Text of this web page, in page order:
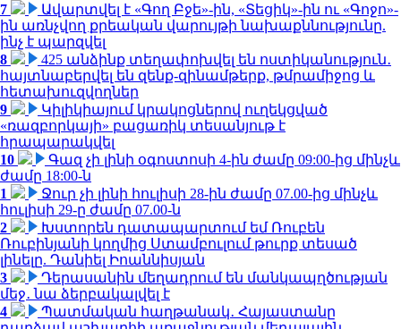
7
Ավարտվել է «Գող Բջե»-ին, «Տեցիկ»-ին ու «Գոջո»-
ին առնչվող քրեական վարույթի նախաքննությունը.
ինչ է պարզվել
8
425 անձինք տեղափոխվել են ոստիկանություն․
հայտնաբերվել են զենք-զինամթերք, թմրամիջոց և
հետախուզվողներ
9
Կիլիկիայում կրակոցներով ուղեկցված
«ռազբորկայի» բացառիկ տեսանյութ է
հրապարակվել
10
Գազ չի լինի օգոստոսի 4-ին ժամը 09:00-ից մինչև
ժամը 18:00-ն
1
Ջուր չի լինի հուլիսի 28-ին ժամը 07.00-ից մինչև
հուլիսի 29-ը ժամը 07.00-ն
2
Խստորեն դատապարտում եմ Ռուբեն
Ռուբինյանի կողմից Ստամբուլում թուրք տեսած
լինելը. Դանիել Իոաննիսյան
3
Դերասանին մեղադրում են մանկապղծության
մեջ․ նա ձերբակալվել է
4
Պատմական հաղթանակ․ Հայաստանը